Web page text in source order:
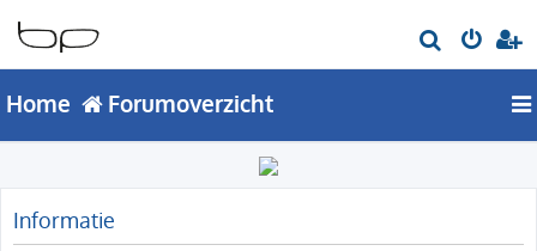
o
k
Home Forumoverzicht
Informatie